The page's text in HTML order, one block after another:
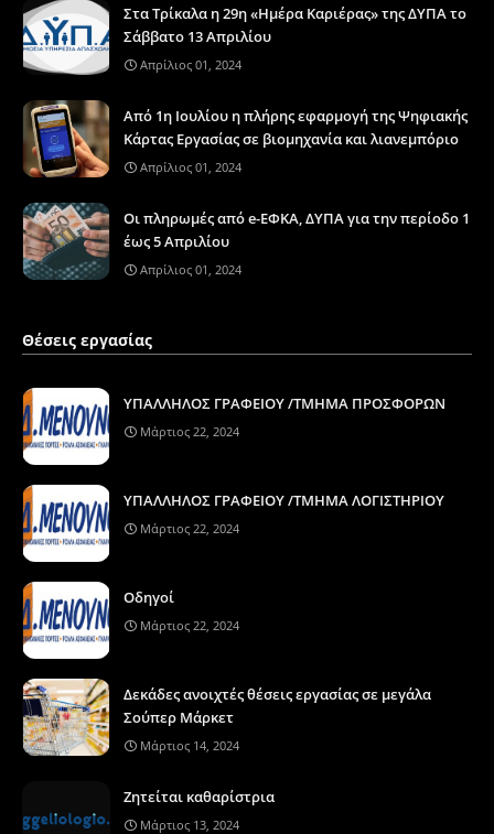
Στα Τρίκαλα η 29η «Ημέρα Καριέρας» της ΔΥΠΑ το
Σάββατο 13 Απριλίου
Απρίλιος 01, 2024
Από 1η Ιουλίου η πλήρης εφαρμογή της Ψηφιακής
Κάρτας Εργασίας σε βιομηχανία και λιανεμπόριο
Απρίλιος 01, 2024
Οι πληρωμές από e-ΕΦΚΑ, ΔΥΠΑ για την περίοδο 1
έως 5 Απριλίου
Απρίλιος 01, 2024
Θέσεις εργασίας
ΥΠΑΛΛΗΛΟΣ ΓΡΑΦΕΙΟΥ /ΤΜΗΜΑ ΠΡΟΣΦΟΡΩΝ
Μάρτιος 22, 2024
ΥΠΑΛΛΗΛΟΣ ΓΡΑΦΕΙΟΥ /ΤΜΗΜΑ ΛΟΓΙΣΤΗΡΙΟΥ
Μάρτιος 22, 2024
Οδηγοί
Μάρτιος 22, 2024
Δεκάδες ανοιχτές θέσεις εργασίας σε μεγάλα
Σούπερ Μάρκετ
Μάρτιος 14, 2024
Ζητείται καθαρίστρια
Μάρτιος 13, 2024